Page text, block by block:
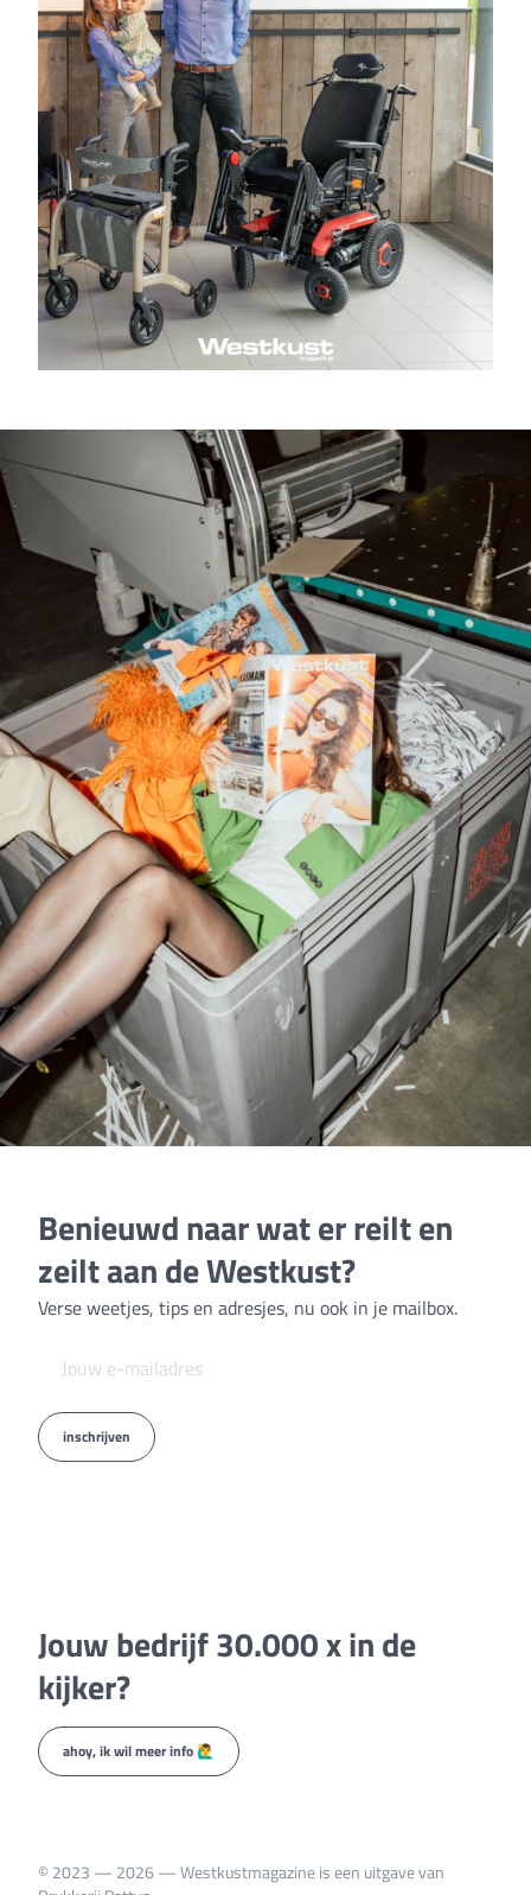
Benieuwd naar wat er reilt en
zeilt aan de Westkust?
Verse weetjes, tips en adresjes, nu ook in je mailbox.
inschrijven
Jouw bedrijf 30.000 x in de
kijker?
ahoy, ik wil meer info 🙋‍♂️
© 2023 — 2026 — Westkustmagazine is een uitgave van